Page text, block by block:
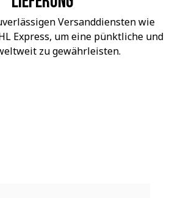
Versanddiensten wie
Express, um eine pünktliche und
zu gewährleisten.